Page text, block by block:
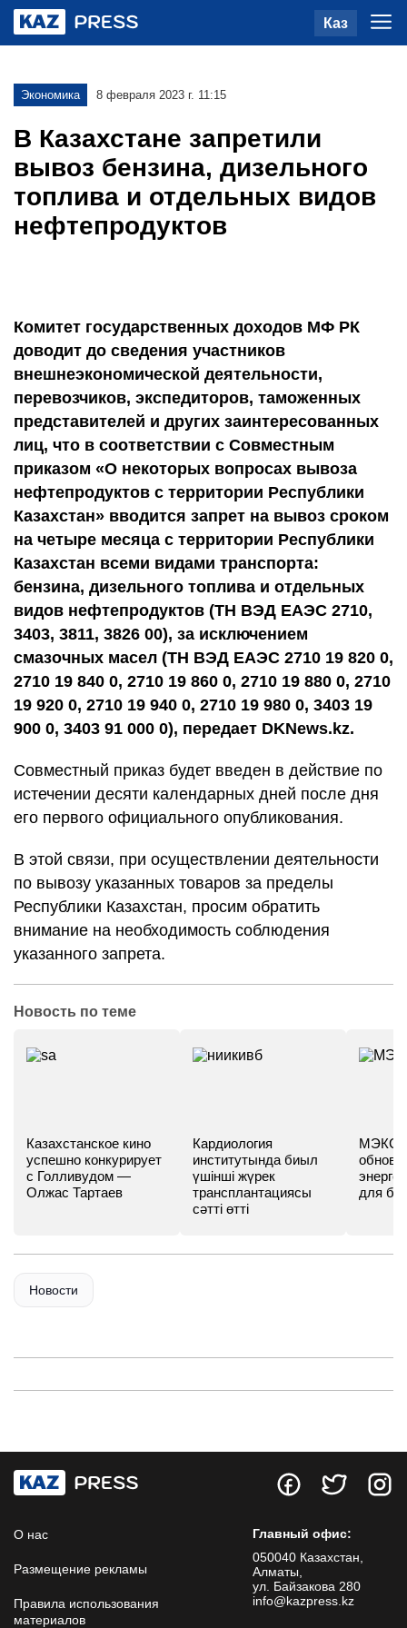
Каз
Экономика 8 февраля 2023 г. 11:15
В Казахстане запретили
вывоз бензина, дизельного
топлива и отдельных видов
нефтепродуктов
Комитет государственных доходов МФ РК
доводит до сведения участников
внешнеэкономической деятельности,
перевозчиков, экспедиторов, таможенных
представителей и других заинтересованных
лиц, что в соответствии с Совместным
приказом «О некоторых вопросах вывоза
нефтепродуктов с территории Республики
Казахстан» вводится запрет на вывоз сроком
на четыре месяца с территории Республики
Казахстан всеми видами транспорта:
бензина, дизельного топлива и отдельных
видов нефтепродуктов (ТН ВЭД ЕАЭС 2710,
3403, 3811, 3826 00), за исключением
смазочных масел (ТН ВЭД ЕАЭС 2710 19 820 0,
2710 19 840 0, 2710 19 860 0, 2710 19 880 0, 2710
19 920 0, 2710 19 940 0, 2710 19 980 0, 3403 19
900 0, 3403 91 000 0), передает DKNews.kz.
Совместный приказ будет введен в действие по
истечении десяти календарных дней после дня
его первого официального опубликования.
В этой связи, при осуществлении деятельности
по вывозу указанных товаров за пределы
Республики Казахстан, просим обратить
внимание на необходимость соблюдения
указанного запрета.
Новость по теме
Казахстанское кино
успешно конкурирует
с Голливудом —
Олжас Тартаев
Кардиология
институтында биыл
үшінші жүрек
трансплантациясы
сәтті өтті
МЭКС -
для
Новости
О нас
Размещение рекламы
Правила использования
материалов
Главный офис:
050040 Казахстан,
Алматы,
ул. Байзакова 280
info@kazpress.kz